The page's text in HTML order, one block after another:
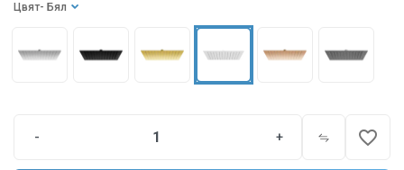
Цвят - Бял
- + favorite_border